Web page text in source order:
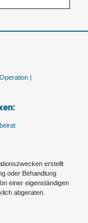
|
erstellt
oder Behandlung
einer eigenständigen
abgeraten.